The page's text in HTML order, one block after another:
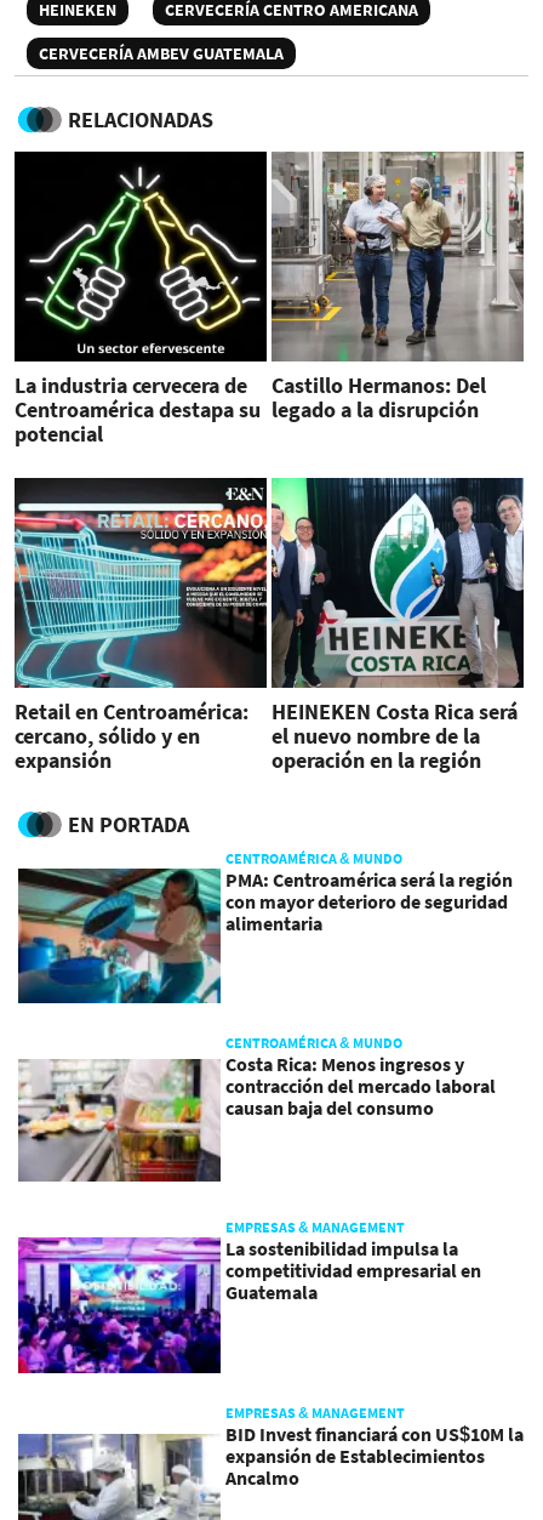
HEINEKEN
CERVECERÍA CENTRO AMERICANA
CERVECERÍA AMBEV GUATEMALA
RELACIONADAS
La industria cervecera de
Centroamérica destapa su
potencial
Castillo Hermanos: Del
legado a la disrupción
Retail en Centroamérica:
cercano, sólido y en
expansión
HEINEKEN Costa Rica será
el nuevo nombre de la
operación en la región
EN PORTADA
CENTROAMÉRICA & MUNDO
PMA: Centroamérica será la región
con mayor deterioro de seguridad
alimentaria
CENTROAMÉRICA & MUNDO
Costa Rica: Menos ingresos y
contracción del mercado laboral
causan baja del consumo
EMPRESAS & MANAGEMENT
La sostenibilidad impulsa la
competitividad empresarial en
Guatemala
EMPRESAS & MANAGEMENT
BID Invest financiará con US$10M la
expansión de Establecimientos
Ancalmo